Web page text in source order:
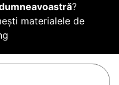
?
materialele de